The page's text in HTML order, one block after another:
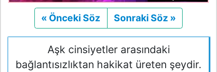
« Önceki Söz Önceki
Sonraki Söz »
Aşk cinsiyetler arasındaki
bağlantısızlıktan hakikat üreten şeydir.